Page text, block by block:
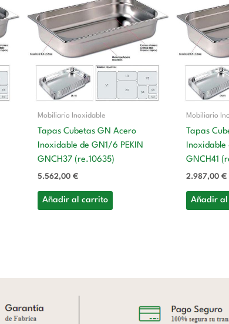
Mobiliario Inoxidable
Tapas Cubetas GN Acero
Inoxidable de GN1/6 PEKIN
GNCH37 (re.10635)
5.562,00 €
Añadir al carrito
Mobiliario
Tapas
Inoxidable
GNCH41
2.987,00 €
Añadir